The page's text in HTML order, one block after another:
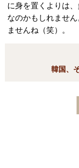
に身を置くよりは
なのかもしれませ
ませんね（笑）。
韓国、